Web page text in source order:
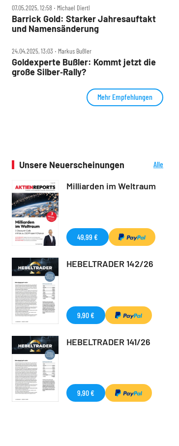
07.05.2025, 12:58 ‧ Michael Diertl
Barrick Gold: Starker Jahresauftakt
und Namensänderung
24.04.2025, 13:03 ‧ Markus Bußler
Goldexperte Bußler: Kommt jetzt die
große Silber‑Rally?
Mehr Empfehlungen
Unsere Neuerscheinungen
Alle
Milliarden im Weltraum
49,99 €
HEBELTRADER 142/26
9,90 €
HEBELTRADER 141/26
9,90 €